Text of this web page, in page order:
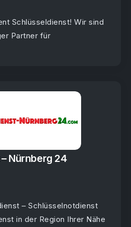
Schlüsseldienst! Wir sind
Partner für
Nürnberg 24
– Schlüsselnotdienst
in der Region Ihrer Nähe